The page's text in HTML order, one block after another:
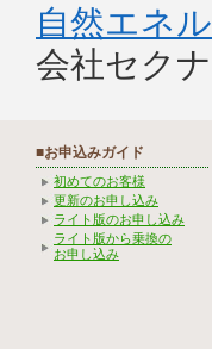
自然エネ
会社セク
■お申込みガイド
初めてのお客様
更新のお申し込み
ライト版のお申し込み
ライト版から乗換の
お申し込み